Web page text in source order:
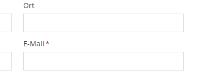
Ort
Pflichtfeld
E-Mail*